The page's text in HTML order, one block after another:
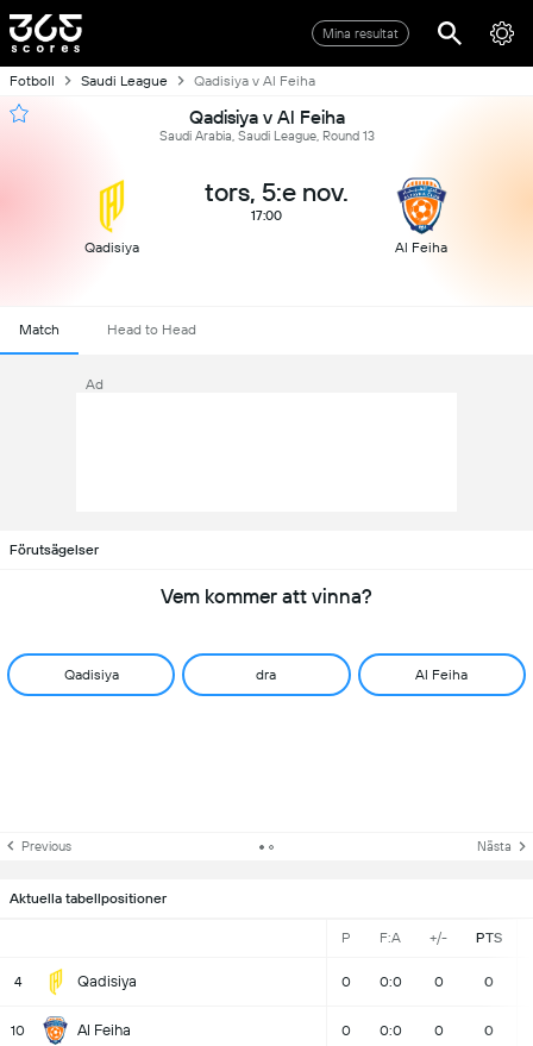
Mina resultat
Fotboll Saudi League Qadisiya v Al Feiha
Qadisiya v Al Feiha
Saudi Arabia, Saudi League, Round 13
Qadisiya
tors, 5:e nov.
17:00
Al Feiha
Match Head to Head
Ad
Förutsägelser
Vem kommer att vinna?
Qadisiya dra Al Feiha
Previous Nästa
Aktuella tabellpositioner
P F:A +/- PTS
4 Qadisiya 0 0:0 0 0
10 Al Feiha 0 0:0 0 0